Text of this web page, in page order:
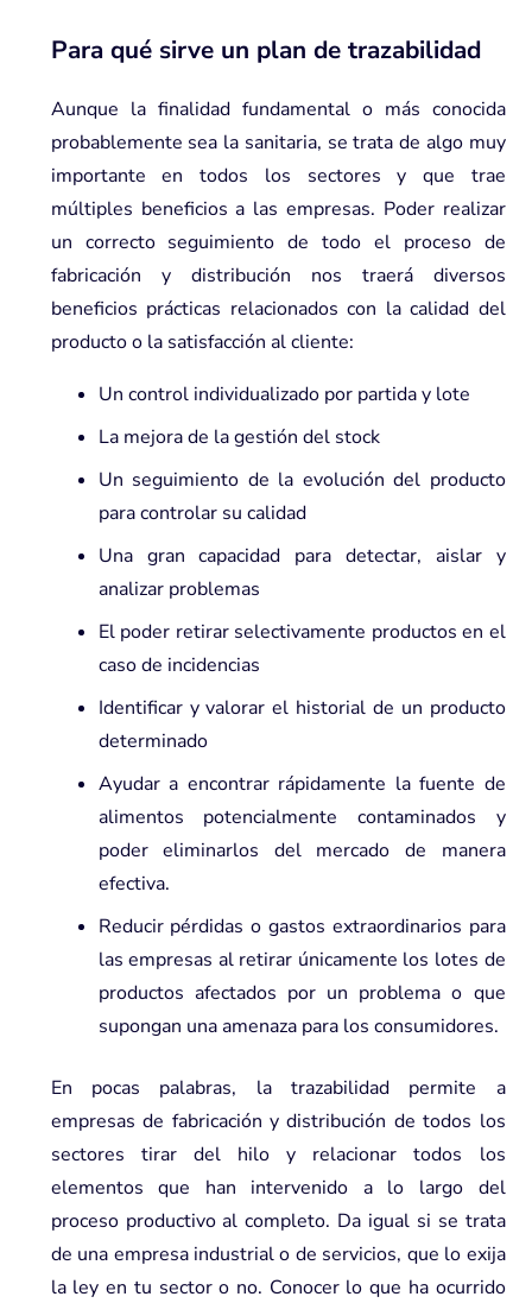
Para qué sirve un plan de trazabilidad
Aunque la finalidad fundamental o más conocida
probablemente sea la sanitaria, se trata de algo muy
importante en todos los sectores y que trae
múltiples beneficios a las empresas. Poder realizar
un correcto seguimiento de todo el proceso de
fabricación y distribución nos traerá diversos
beneficios prácticas relacionados con la calidad del
producto o la satisfacción al cliente:
Un control individualizado por partida y lote
La mejora de la gestión del stock
Un seguimiento de la evolución del producto
para controlar su calidad
Una gran capacidad para detectar, aislar y
analizar problemas
El poder retirar selectivamente productos en el
caso de incidencias
Identificar y valorar el historial de un producto
determinado
Ayudar a encontrar rápidamente la fuente de
alimentos potencialmente contaminados y
poder eliminarlos del mercado de manera
efectiva.
Reducir pérdidas o gastos extraordinarios para
las empresas al retirar únicamente los lotes de
productos afectados por un problema o que
supongan una amenaza para los consumidores.
En pocas palabras, la trazabilidad permite a
empresas de fabricación y distribución de todos los
sectores tirar del hilo y relacionar todos los
elementos que han intervenido a lo largo del
proceso productivo al completo. Da igual si se trata
de una empresa industrial o de servicios, que lo exija
la ley en tu sector o no. Conocer lo que ha ocurrido